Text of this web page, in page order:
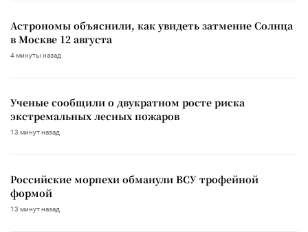
Астрономы объяснили, как увидеть затмение Солнца
в Москве 12 августа
4 минуты назад
Ученые сообщили о двукратном росте риска
экстремальных лесных пожаров
13 минут назад
Российские морпехи обманули ВСУ трофейной
формой
13 минут назад